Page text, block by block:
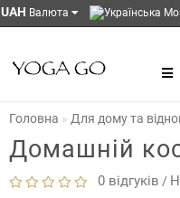
UAH Валюта
Головна Для дому та
Домашній
0 відгуків /